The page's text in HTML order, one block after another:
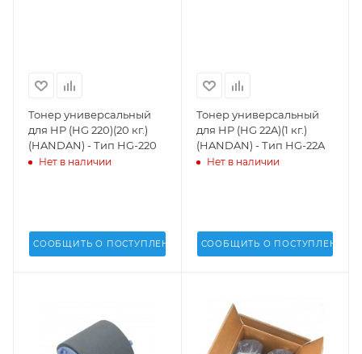
Тонер универсальный
для HP (HG 220)(20 кг.)
(HANDAN) - Тип HG-220
Нет в наличии
СООБЩИТЬ О ПОСТУПЛЕНИИ
Тонер универсальный
для HP (HG 22A)(1 кг.)
(HANDAN) - Тип HG-22A
Нет в наличии
СООБЩИТЬ О ПОСТУПЛЕНИИ